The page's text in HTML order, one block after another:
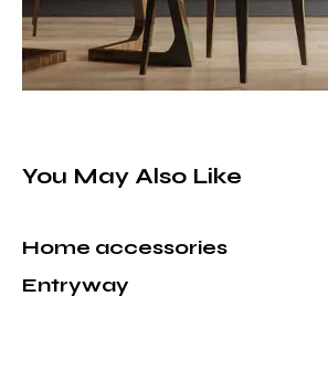
You May Also Like
Home accessories
Entryway